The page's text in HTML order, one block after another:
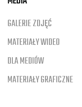
GALERIE ZDJĘĆ
MATERIAŁY WIDEO
DLA MEDIÓW
MATERIAŁY GRAFICZNE